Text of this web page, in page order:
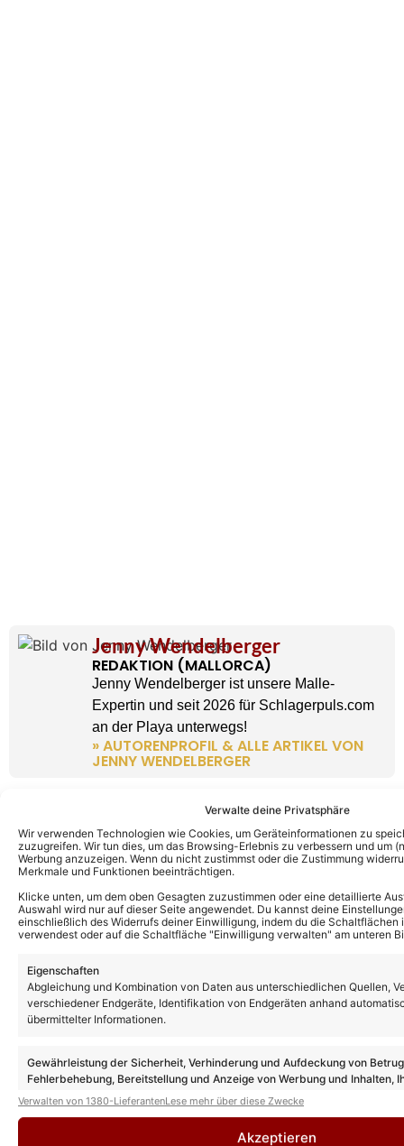
Verwalte deine Privatsphäre
Wir verwenden Technologien wie Cookies, um Geräteinformationen zu
zuzugreifen. Wir tun dies, um das Browsing-Erlebnis zu verbessern und um
Werbung anzuzeigen. Wenn du nicht zustimmst oder die Zustimmung
Merkmale und Funktionen beeinträchtigen.
Klicke unten, um dem oben Gesagten zuzustimmen oder eine detaillierte
Auswahl wird nur auf dieser Seite angewendet. Du kannst deine
einschließlich des Widerrufs deiner Einwilligung, indem du die
verwendest oder auf die Schaltfläche "Einwilligung verwalten" am unteren
Eigenschaften
Abgleichung und Kombination von Daten aus unterschiedlichen Quellen,
verschiedener Endgeräte, Identifikation von Endgeräten anhand
übermittelter Informationen.
Gewährleistung der Sicherheit, Verhinderung und Aufdeckung von
Fehlerbehebung, Bereitstellung und Anzeige von Werbung und Inhalten,
Entscheidungen zum Datenschutz speichern und übermitteln.
Verwalten von 1380-LieferantenLese mehr über diese Zwecke
Akzeptieren
Jenny Wendelberger
REDAKTION (MALLORCA)
Jenny Wendelberger ist unsere Malle-
Expertin und seit 2026 für Schlagerpuls.com
an der Playa unterwegs!
» AUTORENPROFIL & ALLE ARTIKEL VON
JENNY WENDELBERGER